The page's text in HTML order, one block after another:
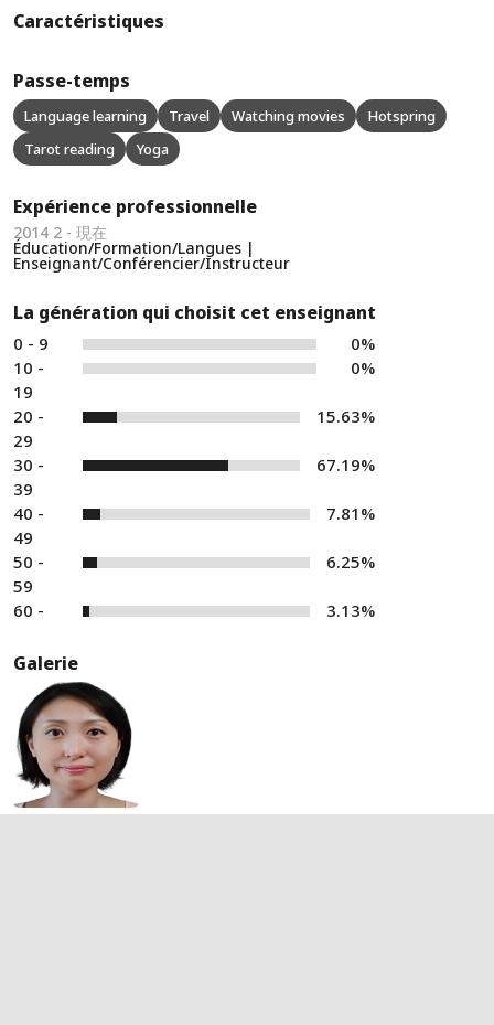
Caractéristiques
Passe-temps
Language learning Travel Watching movies
Hotspring
Tarot reading
Yoga
Expérience professionnelle
2014 2 - 現在
Éducation/Formation/Langues |
Enseignant/Conférencier/Instructeur
La génération qui choisit cet enseignant
0 - 9
0%
10 -
19
0%
20 -
29
15.63%
30 -
39
67.19%
40 -
49
7.81%
50 -
59
6.25%
60 - 3.13%
Galerie